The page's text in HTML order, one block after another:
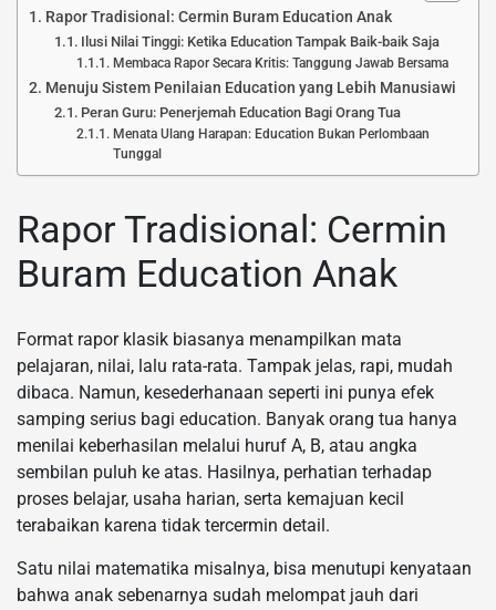
Rapor Tradisional: Cermin Buram Education Anak
Ilusi Nilai Tinggi: Ketika Education Tampak Baik-baik Saja
Membaca Rapor Secara Kritis: Tanggung Jawab Bersama
Menuju Sistem Penilaian Education yang Lebih Manusiawi
Peran Guru: Penerjemah Education Bagi Orang Tua
Menata Ulang Harapan: Education Bukan Perlombaan
Tunggal
Rapor Tradisional: Cermin
Buram Education Anak
Format rapor klasik biasanya menampilkan mata
pelajaran, nilai, lalu rata-rata. Tampak jelas, rapi, mudah
dibaca. Namun, kesederhanaan seperti ini punya efek
samping serius bagi education. Banyak orang tua hanya
menilai keberhasilan melalui huruf A, B, atau angka
sembilan puluh ke atas. Hasilnya, perhatian terhadap
proses belajar, usaha harian, serta kemajuan kecil
terabaikan karena tidak tercermin detail.
Satu nilai matematika misalnya, bisa menutupi kenyataan
bahwa anak sebenarnya sudah melompat jauh dari